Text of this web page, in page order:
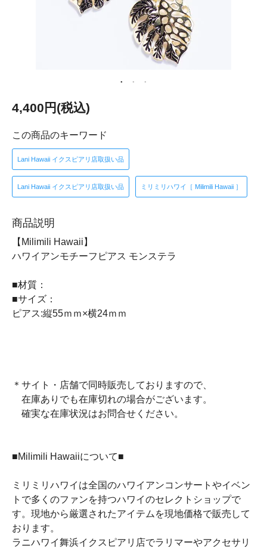
4,400円(税込)
この商品のキーワード
Lani Hawaii イクスピアリ店取扱い品
Lani Hawaii イクスピアリ店取扱い品 ミリミリハワイ［ Milimili Hawaii ］
商品説明
【Milimili Hawaii】
ハワイアンモチーフピアス モンステラ
■材質：
■サイズ：
ピアス:縦55ｍｍ×横24ｍｍ
＊サイト・店舗で同時販売しておりますので、
在庫ありでも在庫切れの場合がございます。
確実な在庫状況はお問合せください。
■Milimili Hawaiiについて■
ミリミリハワイは全国のハワイアンコンサートやイベン
トで多くのファンを持つハワイのセレクトショップで
す。現地から厳選されたアイテムを現地価格で販売して
おります。
ラニハワイ舞浜イクスピアリ店でラリマーやアクセサリ